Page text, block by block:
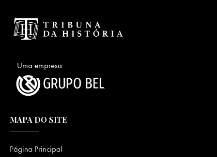
Uma empresa
MAPA DO SITE
Página Principal